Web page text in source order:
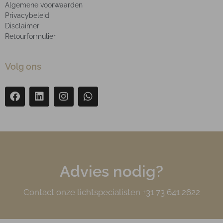
Algemene voorwaarden
Privacybeleid
Disclaimer
Retourformulier
Volg ons
Advies nodig?
Contact onze lichtspecialisten +31 73 641 2622